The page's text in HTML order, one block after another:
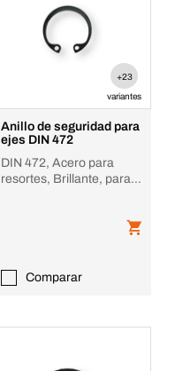
+23
variantes
Anillo de seguridad para
ejes DIN 472
DIN 472, Acero para
resortes, Brillante, para
Comparar